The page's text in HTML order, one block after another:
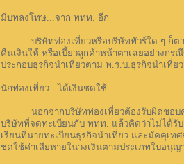
มีบทลงโทษ...จาก ททท. อีก
บริษัทท่องเที่ยวหรือบริษัททัวร์ใด ๆ ก็ตาม
คืนเงินให้ หรือเบี้ยวลูกค้าหน้าตาเฉยอย่างก
ประกอบธุรกิจนำเที่ยวตาม พ.ร.บ.ธุรกิจนำเที่
นักท่องเที่ยว...ได้เงินชดใช้
นอกจากบริษัทท่องเที่ยวต้องรับผิดชอบคว
บริษัทที่จดทะเบียนกับ ททท. แล้วคิดว่าไม่ได้รับ
เรียนที่นายทะเบียนธุรกิจนำเที่ยว และมัคคุเ
ชดใช้ค่าเสียหายในวงเงินตามประเภทใบอนุ